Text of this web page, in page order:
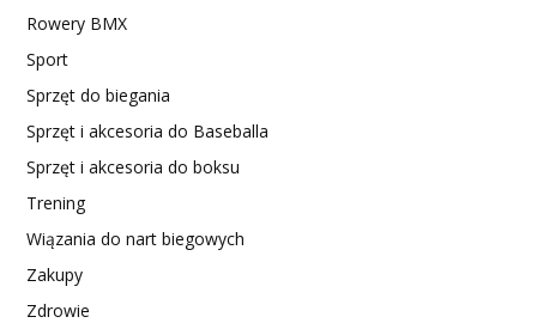
Rowery BMX
Sport
Sprzęt do biegania
Sprzęt i akcesoria do Baseballa
Sprzęt i akcesoria do boksu
Trening
Wiązania do nart biegowych
Zakupy
Zdrowie